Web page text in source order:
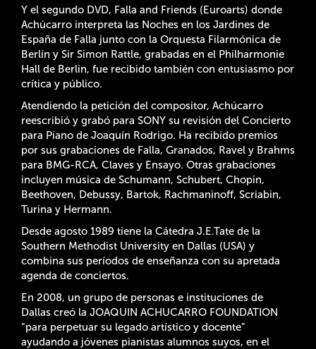
Y el segundo DVD, Falla and Friends (Euroarts) donde
Achúcarro interpreta las Noches en los Jardines de
España de Falla junto con la Orquesta Filarmónica de
Berlín y Sir Simon Rattle, grabadas en el Philharmonie
Hall de Berlin, fue recibido también con entusiasmo por
crítica y público.
Atendiendo la petición del compositor, Achúcarro
reescribió y grabó para SONY su revisión del Concierto
para Piano de Joaquín Rodrigo. Ha recibido premios
por sus grabaciones de Falla, Granados, Ravel y Brahms
para BMG-RCA, Claves y Ensayo. Otras grabaciones
incluyen música de Schumann, Schubert, Chopin,
Beethoven, Debussy, Bartok, Rachmaninoff, Scriabin,
Turina y Hermann.
Desde agosto 1989 tiene la Cátedra J.E.Tate de la
Southern Methodist University en Dallas (USA) y
combina sus períodos de enseñanza con su apretada
agenda de conciertos.
En 2008, un grupo de personas e instituciones de
Dallas creó la JOAQUIN ACHUCARRO FOUNDATION
“para perpetuar su legado artístico y docente”
ayudando a jóvenes pianistas alumnos suyos, en el